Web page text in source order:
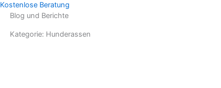
Kostenlose Beratung
Blog und Berichte
Kategorie: Hunderassen